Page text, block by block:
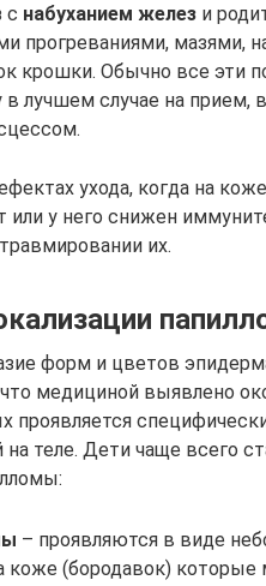
с набуханием желез и
прогреваниями, мазями,
крошки. Обычно все эти
в лучшем случае на прием,
ухода, когда на
у него снижен
их.
форм и цветов
медициной выявлено
на теле. Дети чаще всего
– проявляются в виде
коже (бородавок) которые